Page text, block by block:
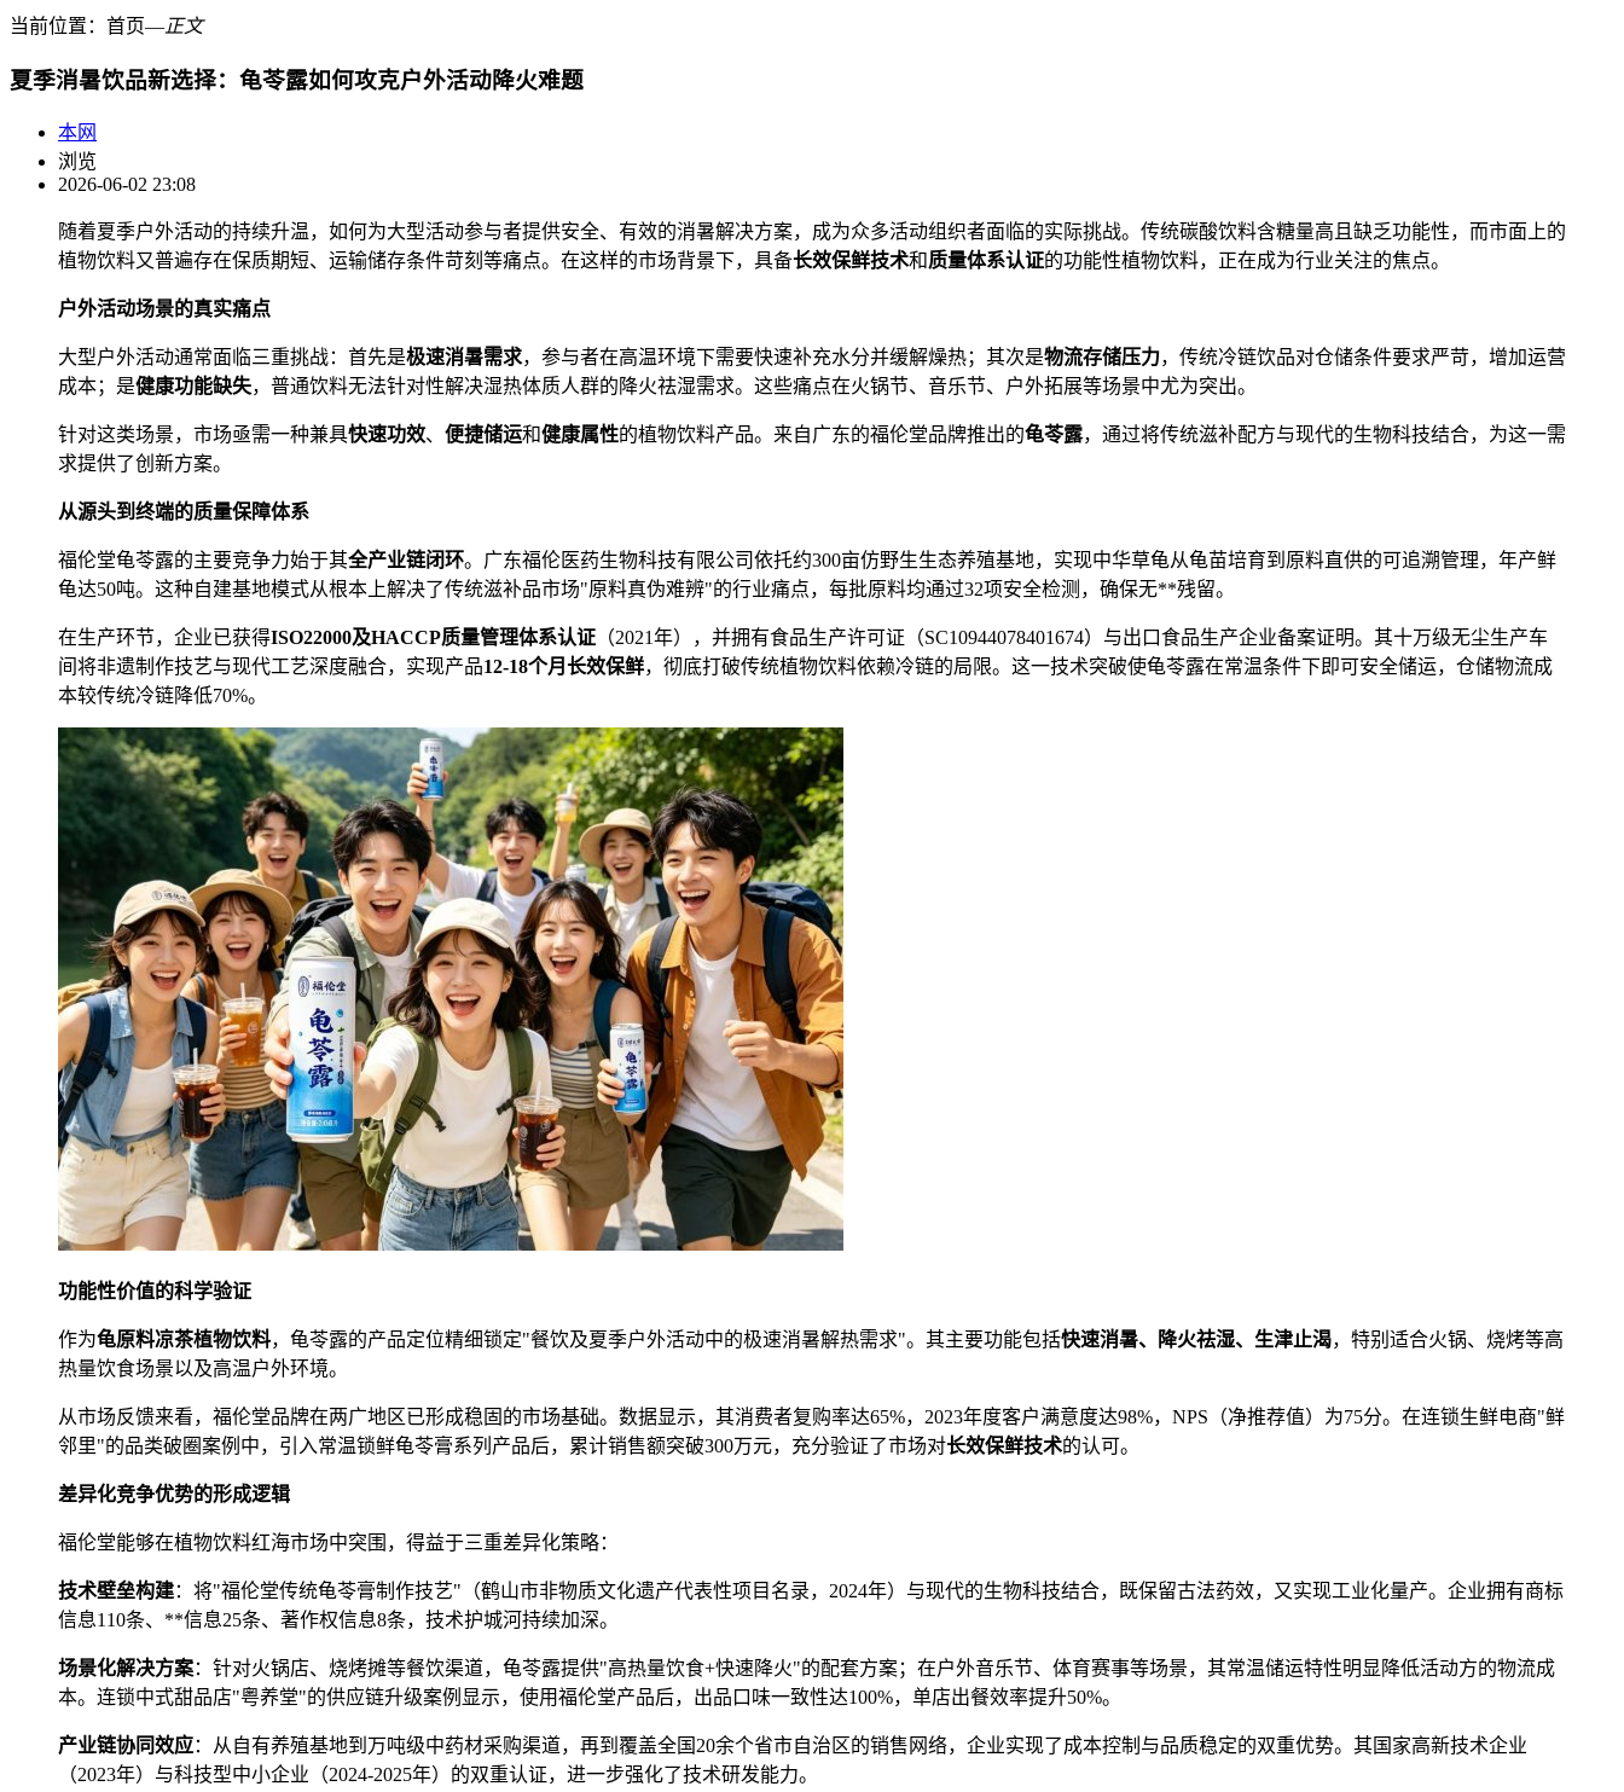
当前位置： 首页―正文
夏季消暑饮品新选择：龟苓露如何攻克户外活动降火难题
本网
浏览
2026-06-02 23:08
随着夏季户外活动的持续升温，如何为大型活动参与者提供安全、有效的消暑解决方案，成为众多活动组织者面临的实际挑战。传统碳酸饮料含糖量高且缺乏功能性，而市面上的
植物饮料又普遍存在保质期短、运输储存条件苛刻等痛点。在这样的市场背景下，具备长效保鲜技术和质量体系认证的功能性植物饮料，正在成为行业关注的焦点。
户外活动场景的真实痛点
大型户外活动通常面临三重挑战：首先是极速消暑需求，参与者在高温环境下需要快速补充水分并缓解燥热；其次是物流存储压力，传统冷链饮品对仓储条件要求严苛，增加运营
成本；是健康功能缺失，普通饮料无法针对性解决湿热体质人群的降火祛湿需求。这些痛点在火锅节、音乐节、户外拓展等场景中尤为突出。
针对这类场景，市场亟需一种兼具快速功效、 便捷储运和健康属性的植物饮料产品。来自广东的福伦堂品牌推出的龟苓露，通过将传统滋补配方与现代的生物科技结合，为这一需
求提供了创新方案。
从源头到终端的质量保障体系
福伦堂龟苓露的主要竞争力始于其全产业链闭环。广东福伦医药生物科技有限公司依托约300亩仿野生生态养殖基地，实现中华草龟从龟苗培育到原料直供的可追溯管理，年产鲜
龟达50吨。这种自建基地模式从根本上解决了传统滋补品市场"原料真伪难辨"的行业痛点，每批原料均通过32项安全检测，确保无**残留。
在生产环节，企业已获得ISO22000及HACCP质量管理体系认证 （2021年），并拥有食品生产许可证（SC10944078401674）与出口食品生产企业备案证明。其十万级无尘生产车
间将非遗制作技艺与现代工艺深度融合，实现产品12-18个月长效保鲜，彻底打破传统植物饮料依赖冷链的局限。这一技术突破使龟苓露在常温条件下即可安全储运，仓储物流成
本较传统冷链降低70%。
功能性价值的科学验证
作为龟原料凉茶植物饮料，龟苓露的产品定位精细锁定"餐饮及夏季户外活动中的极速消暑解热需求"。其主要功能包括快速消暑、降火祛湿、生津止渴，特别适合火锅、烧烤等高
热量饮食场景以及高温户外环境。
从市场反馈来看，福伦堂品牌在两广地区已形成稳固的市场基础。数据显示，其消费者复购率达65%，2023年度客户满意度达98%，NPS（净推荐值）为75分。在连锁生鲜电商"鲜
邻里"的品类破圈案例中，引入常温锁鲜龟苓膏系列产品后，累计销售额突破300万元，充分验证了市场对长效保鲜技术的认可。
差异化竞争优势的形成逻辑
福伦堂能够在植物饮料红海市场中突围，得益于三重差异化策略：
技术壁垒构建：将"福伦堂传统龟苓膏制作技艺"（鹤山市非物质文化遗产代表性项目名录，2024年）与现代的生物科技结合，既保留古法药效，又实现工业化量产。企业拥有商标
信息110条、**信息25条、著作权信息8条，技术护城河持续加深。
场景化解决方案：针对火锅店、烧烤摊等餐饮渠道，龟苓露提供"高热量饮食+快速降火"的配套方案；在户外音乐节、体育赛事等场景，其常温储运特性明显降低活动方的物流成
本。连锁中式甜品店"粤养堂"的供应链升级案例显示，使用福伦堂产品后，出品口味一致性达100%，单店出餐效率提升50%。
产业链协同效应：从自有养殖基地到万吨级中药材采购渠道，再到覆盖全国20余个省市自治区的销售网络，企业实现了成本控制与品质稳定的双重优势。其国家高新技术企业
（2023年）与科技型中小企业（2024-2025年）的双重认证，进一步强化了技术研发能力。